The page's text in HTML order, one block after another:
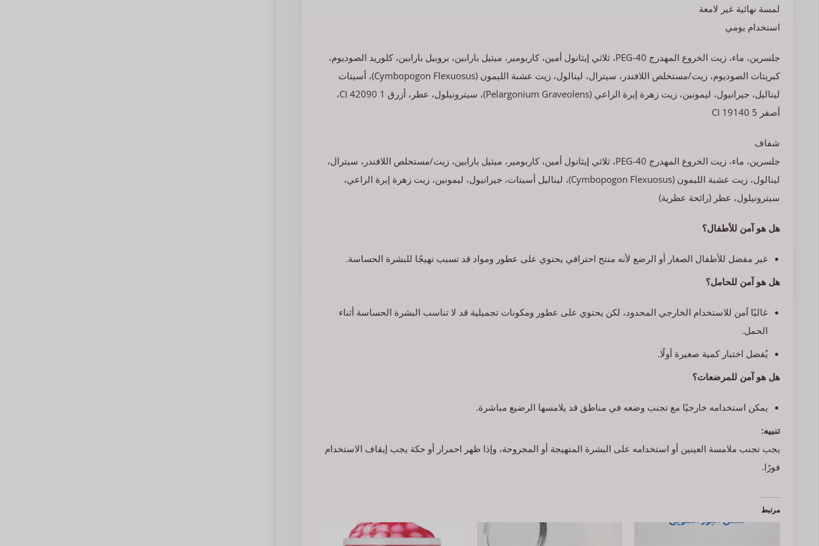
لمسة نهائية غير لامعة
استخدام يومي
جلسرين، ماء، زيت الخروع المهدرج PEG-40، ثلاثي إيثانول أمين، كاربومير، ميثيل بارابين، بروبيل بارابين، كلوريد الصوديوم،
كبريتات الصوديوم، زيت/مستخلص اللافندر، سيترال، لينالول، زيت عشبة الليمون (Cymbopogon Flexuosus)، أسيتات
ليناليل، جيرانيول، ليمونين، زيت زهرة إبرة الراعي (Pelargonium Graveolens)، سيترونيلول، عطر، أزرق 1 CI 42090،
أصفر 5 CI 19140
شفاف
جلسرين، ماء، زيت الخروع المهدرج PEG-40، ثلاثي إيثانول أمين، كاربومير، ميثيل بارابين، زيت/مستخلص اللافندر، سيترال،
لينالول، زيت عشبة الليمون (Cymbopogon Flexuosus)، ليناليل أسيتات، جيرانيول، ليمونين، زيت زهرة إبرة الراعي،
سيترونيلول، عطر (رائحة عطرية)
هل هو آمن للأطفال؟
غير مفضل للأطفال الصغار أو الرضع لأنه منتج احترافي يحتوي على عطور ومواد قد تسبب تهيجًا للبشرة الحساسة.
هل هو آمن للحامل؟
غالبًا آمن للاستخدام الخارجي المحدود، لكن يحتوي على عطور ومكونات تجميلية قد لا تناسب البشرة الحساسة أثناء
الحمل.
يُفضل اختبار كمية صغيرة أولًا.
هل هو آمن للمرضعات؟
يمكن استخدامه خارجيًا مع تجنب وضعه في مناطق قد يلامسها الرضيع مباشرة.
تنبيه:
يجب تجنب ملامسة العينين أو استخدامه على البشرة المتهيجة أو المجروحة، وإذا ظهر احمرار أو حكة يجب إيقاف الاستخدام
فورًا.
مرتبط